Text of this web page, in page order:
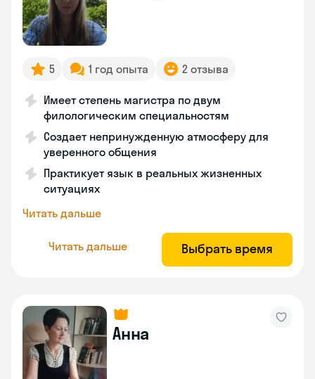
5 1 год опыта 2 отзыва
Имеет степень магистра по двум
филологическим специальностям
Создает непринужденную атмосферу для
уверенного общения
Практикует язык в реальных жизненных
ситуациях
Читать дальше
Читать дальше Выбрать время
Анна